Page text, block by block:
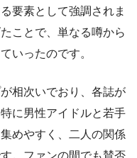
要素として強調されま
ことで、単なる噂から
いったのです。
相次いでおり、各誌が
に男性アイドルと若手
めやすく、二人の関係